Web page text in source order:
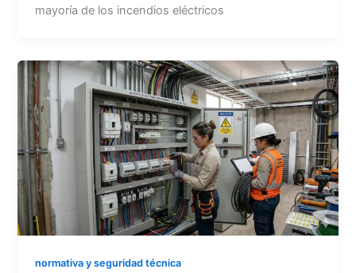
mayoría de los incendios eléctricos
normativa y seguridad técnica